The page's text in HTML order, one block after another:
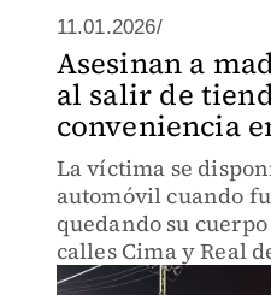
11.01.2026/
Asesinan a
al salir de
conveniencia
La víctima se
automóvil cuando
quedando su
calles Cima y Real
de Lincoln.